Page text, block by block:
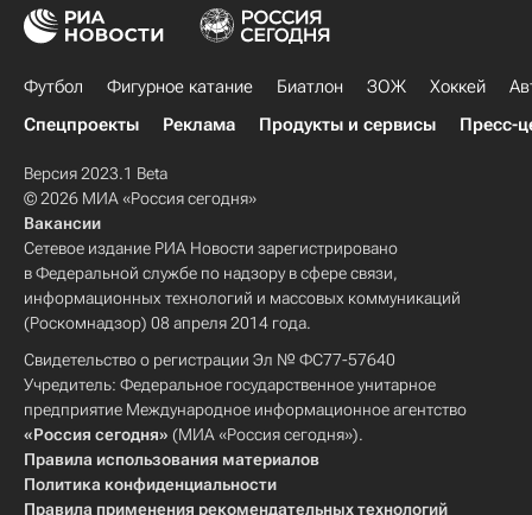
Футбол Фигурное катание Биатлон ЗОЖ Хоккей
Спецпроекты
Реклама Продукты и сервисы Пресс-
Версия 2023.1 Beta
© 2026 МИА «Россия сегодня»
Вакансии
Сетевое издание РИА Новости зарегистрировано
в Федеральной службе по надзору в сфере связи,
информационных технологий и массовых коммуникаций
(Роскомнадзор) 08 апреля 2014 года.
Свидетельство о регистрации Эл № ФС77-57640
Учредитель: Федеральное государственное унитарное
предприятие Международное информационное агентство
«Россия сегодня» (МИА «Россия сегодня»).
Правила использования материалов
Политика конфиденциальности
Правила применения рекомендательных технологий